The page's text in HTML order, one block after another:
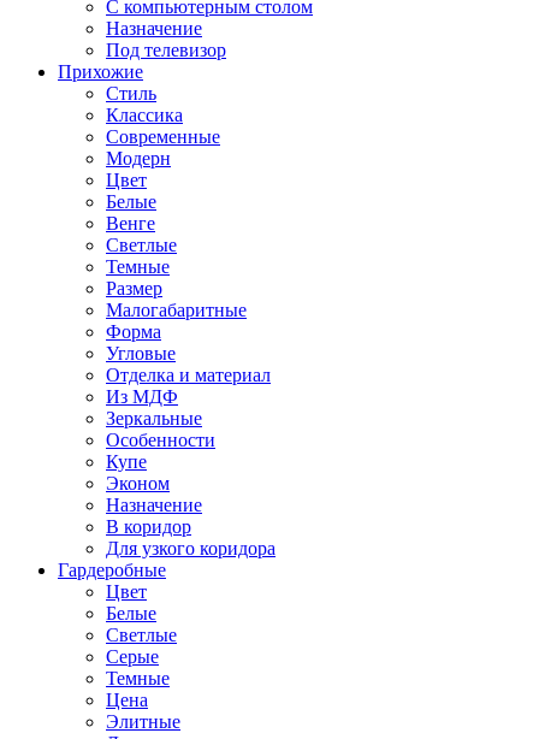
С компьютерным столом
Назначение
Под телевизор
Прихожие
Стиль
Классика
Современные
Модерн
Цвет
Белые
Венге
Светлые
Темные
Размер
Малогабаритные
Форма
Угловые
Отделка и материал
Из МДФ
Зеркальные
Особенности
Купе
Эконом
Назначение
В коридор
Для узкого коридора
Гардеробные
Цвет
Белые
Светлые
Серые
Темные
Цена
Элитные